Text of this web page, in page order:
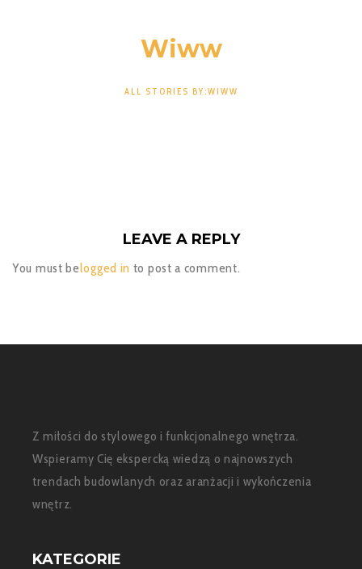
Wiww
ALL STORIES BY:WIWW
LEAVE A REPLY
You must belogged in to post a comment.
Z miłości do stylowego i funkcjonalnego wnętrza.
Wspieramy Cię ekspercką wiedzą o najnowszych
trendach budowlanych oraz aranżacji i wykończenia
wnętrz.
KATEGORIE